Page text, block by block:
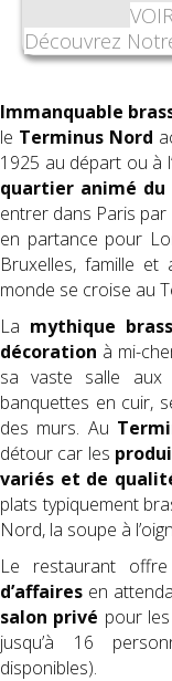
Découvrez
Immanquable
le Terminus Nord
1925 au départ ou à
quartier animé du
entrer dans Paris par
en partance pour
Bruxelles, famille et
monde se croise au
La mythique
décoration à mi-
sa vaste salle
banquettes en cuir,
des murs. Au
détour car les
variés et de
plats typiquement
Nord, la soupe à
Le restaurant
d’affaires en
salon privé pour
jusqu’à 16
disponibles).